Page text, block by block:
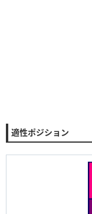
適性ポジション